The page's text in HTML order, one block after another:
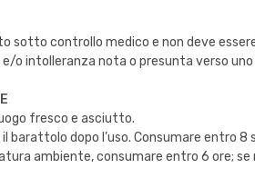
sotto controllo medico e non deve
e/o intolleranza nota o presunta verso
fresco e asciutto.
il barattolo dopo l’uso. Consumare entro
ambiente, consumare entro 6 ore;